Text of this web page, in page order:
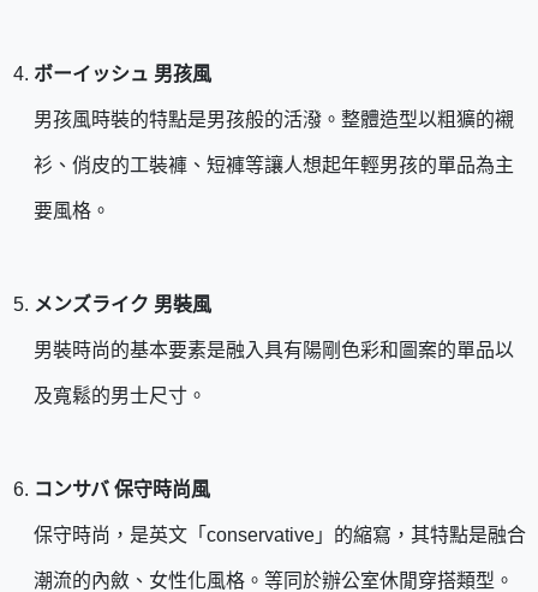
ボーイッシュ 男孩風
男孩風時裝的特點是男孩般的活潑。整體造型以粗獷的襯
衫、俏皮的工裝褲、短褲等讓人想起年輕男孩的單品為主
要風格。
メンズライク 男裝風
男裝時尚的基本要素是融入具有陽剛色彩和圖案的單品以
及寬鬆的男士尺寸。
コンサバ 保守時尚風
保守時尚，是英文「conservative」的縮寫，其特點是融合
潮流的內斂、女性化風格。等同於辦公室休閒穿搭類型。